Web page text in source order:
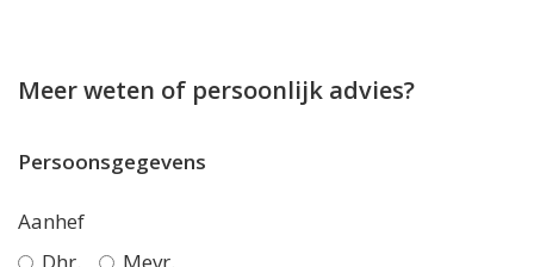
Meer weten of persoonlijk advies?
Persoonsgegevens
Aanhef